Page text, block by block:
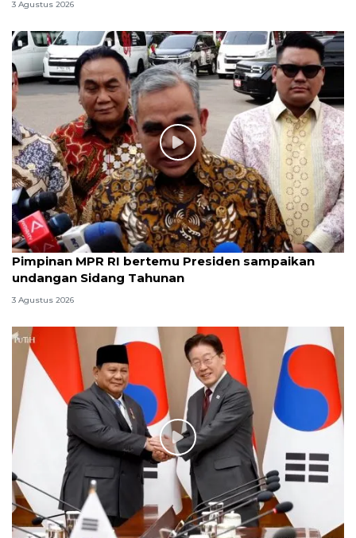
3 Agustus 2026
Pimpinan MPR RI bertemu Presiden sampaikan
undangan Sidang Tahunan
3 Agustus 2026